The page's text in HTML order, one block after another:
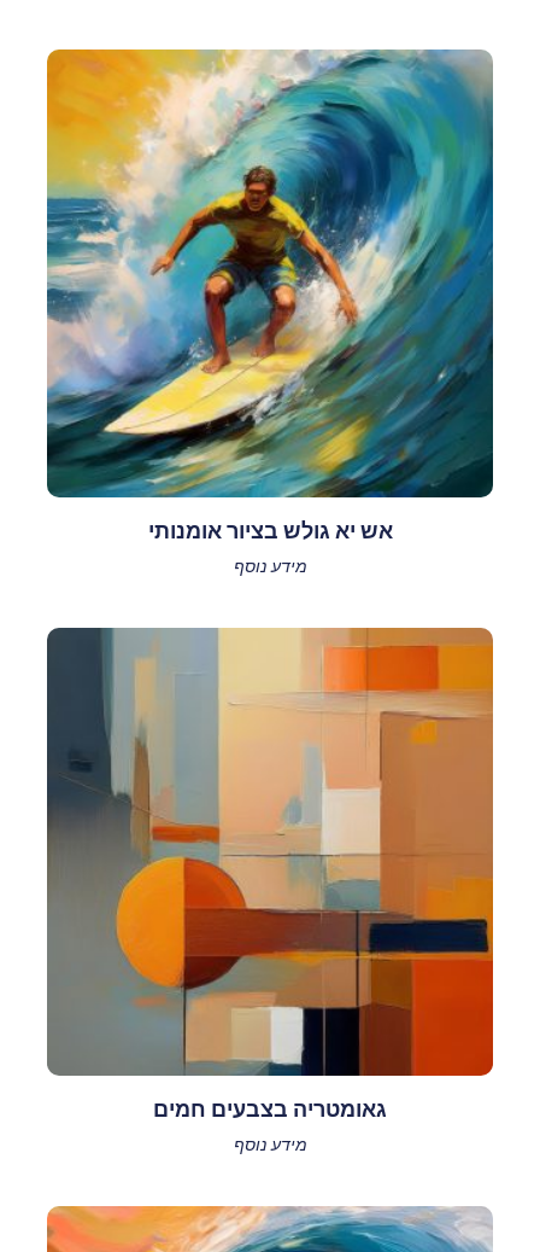
אש יא גולש בציור אומנותי
מידע נוסף
גאומטריה בצבעים חמים
מידע נוסף